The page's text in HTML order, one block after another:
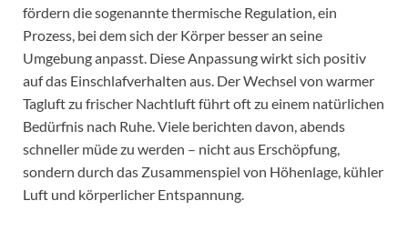
fördern die sogenannte thermische Regulation, ein
Prozess, bei dem sich der Körper besser an seine
Umgebung anpasst. Diese Anpassung wirkt sich positiv
auf das Einschlafverhalten aus. Der Wechsel von warmer
Tagluft zu frischer Nachtluft führt oft zu einem natürlichen
Bedürfnis nach Ruhe. Viele berichten davon, abends
schneller müde zu werden – nicht aus Erschöpfung,
sondern durch das Zusammenspiel von Höhenlage, kühler
Luft und körperlicher Entspannung.